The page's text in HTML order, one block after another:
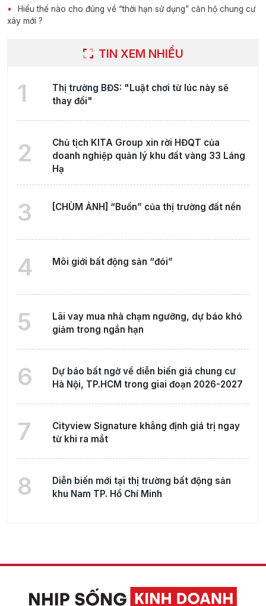
Hiểu thế nào cho đúng về “thời hạn sử dụng” căn hộ chung cư
xây mới ?
TIN XEM NHIỀU
1
Thị trường BĐS: "Luật chơi từ lúc này sẽ
thay đổi"
2
Chủ tịch KITA Group xin rời HĐQT của
doanh nghiệp quản lý khu đất vàng 33 Láng
Hạ
3 [CHÙM ẢNH] “Buồn” của thị trường đất nền
4 Môi giới bất động sản “đói”
5
Lãi vay mua nhà chạm ngưỡng, dự báo khó
giảm trong ngắn hạn
6
Dự báo bất ngờ về diễn biến giá chung cư
Hà Nội, TP.HCM trong giai đoạn 2026-2027
7
Cityview Signature khẳng định giá trị ngay
từ khi ra mắt
8
Diễn biến mới tại thị trường bất động sản
khu Nam TP. Hồ Chí Minh